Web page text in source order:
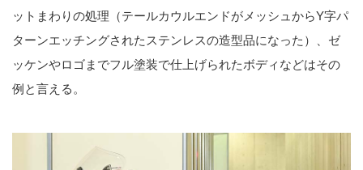
ットまわりの処理（テールカウルエンドがメッシュからY字パ
ターンエッチングされたステンレスの造型品になった）、ゼ
ッケンやロゴまでフル塗装で仕上げられたボディなどはその
例と言える。